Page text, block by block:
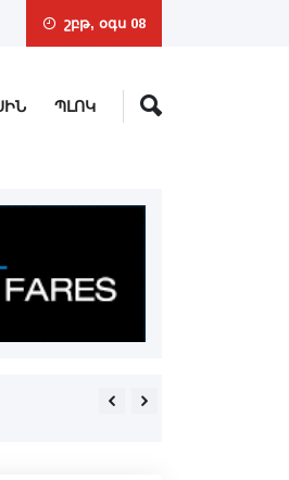
շբթ, օգս 08
ՊԼՈԿ
Ռուսիա ԱԹՍ-ներով